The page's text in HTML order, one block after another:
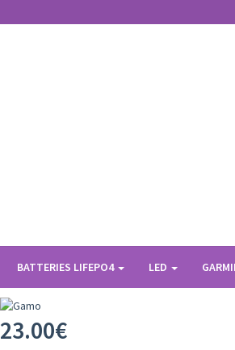
BATTERIES LIFEPO4 LED
COU CHAUFFANT
23.00€